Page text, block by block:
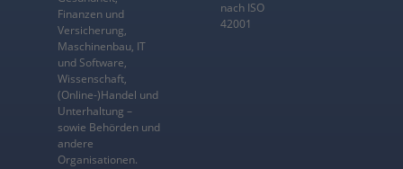
Finanzen und
Versicherung,
Maschinenbau, IT
und Software,
Wissenschaft,
(Online-)Handel und
Unterhaltung –
sowie Behörden und
andere
Organisationen.
nach ISO
42001